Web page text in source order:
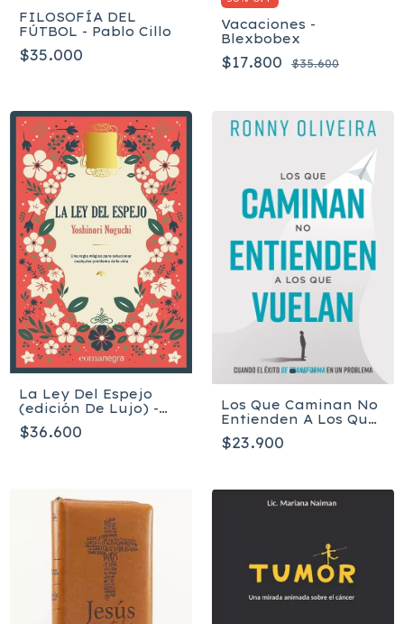
FILOSOFÍA DEL
FÚTBOL - Pablo Cillo
$35.000
Vacaciones -
Blexbobex
$17.800 $35.600
La Ley Del Espejo
(edición De Lujo) -
Noguchi Yoshinori
$36.600
Los Que Caminan No
Entienden A Los Que
Vuelan - Ronny
Oliveira
$23.900